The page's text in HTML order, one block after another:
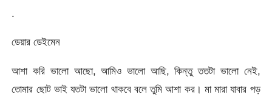
.
ডেয়ার ডেইমেন
আশা করি ভালো আছো, আমিও ভালো আছি, কিন্তু ততটা ভালো নেই,
তোমার ছোট ভাই যতটা ভালো থাকবে বলে তুমি আশা কর। মা মারা যাবার পড়